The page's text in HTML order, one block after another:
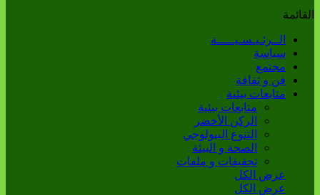
القائمة
الــرئـيـسـيـــــة
سياسة
مجتمع
فن و ثقافة
متابعات بيئية
متابعات بيئية
الركن الأخضر
التنوع البيولوجي
الصحة و البيئة
تحقيقات و ملفات
عرض الكل
عرض الكل